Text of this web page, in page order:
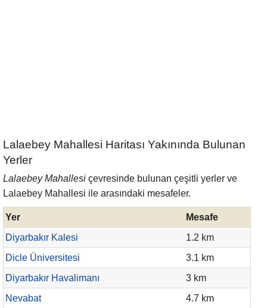
Lalaebey Mahallesi Haritası Yakınında Bulunan
Yerler
Lalaebey Mahallesi çevresinde bulunan çeşitli yerler ve
Lalaebey Mahallesi ile arasındaki mesafeler.
Yer
Mesafe
Diyarbakır Kalesi
1.2 km
Dicle Üniversitesi
3.1 km
Diyarbakır Havalimanı
3 km
Nevabat
4.7 km